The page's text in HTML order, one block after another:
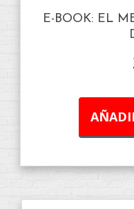
E-BOOK: EL